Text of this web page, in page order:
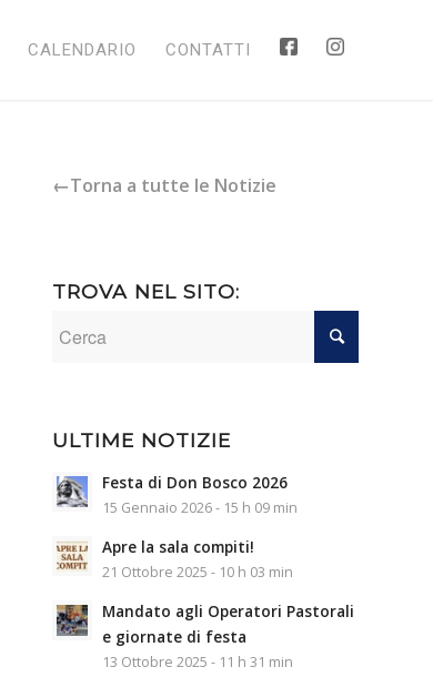
CALENDARIO CONTATTI
←Torna a tutte le Notizie
TROVA NEL SITO:
ULTIME NOTIZIE
Festa di Don Bosco 2026
15 Gennaio 2026 - 15 h 09 min
Apre la sala compiti!
21 Ottobre 2025 - 10 h 03 min
Mandato agli Operatori Pastorali
e giornate di festa
13 Ottobre 2025 - 11 h 31 min